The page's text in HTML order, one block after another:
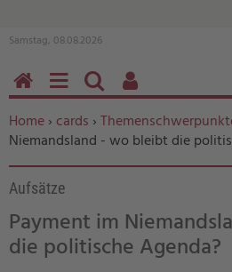
Samstag, 08.08.2026
Sie befinden sich hier:
Home› cards ›
Niemandsland - wo bleibt die
Aufsätze
Payment im
die politische Agenda?
HOMEMENÜSUCHEN